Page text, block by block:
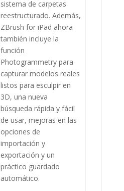
sistema de carpetas
reestructurado. Además,
ZBrush for iPad ahora
también incluye la
función
Photogrammetry para
capturar modelos reales
listos para esculpir en
3D, una nueva
búsqueda rápida y fácil
de usar, mejoras en las
opciones de
importación y
exportación y un
práctico guardado
automático.